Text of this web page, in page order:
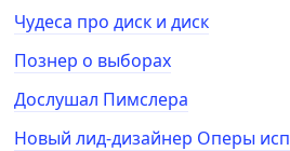
Чудеса про диск и диск
Познер о выборах
Дослушал Пимслера
Новый лид-дизайнер Оперы